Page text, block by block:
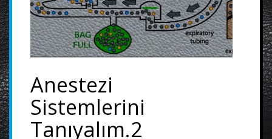
Anestezi
Sistemlerini
Tanıyalım.2